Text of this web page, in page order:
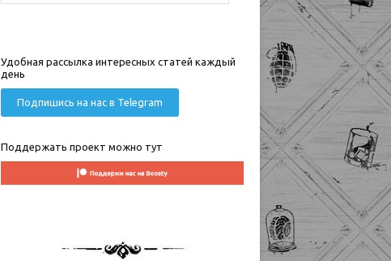
Удобная рассылка интересных статей каждый
день
Подпишись на нас в Telegram
Поддержать проект можно тут